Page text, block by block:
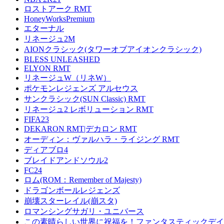
ロストアーク RMT
HoneyWorksPremium
エターナル
リネージュ2M
AIONクラシック(タワーオブアイオンクラシック)
BLESS UNLEASHED
ELYON RMT
リネージュW（リネW）
ポケモンレジェンズ アルセウス
サンクラシック(SUN Classic) RMT
リネージュ2 レボリューション RMT
FIFA23
DEKARON RMT|デカロン RMT
オーディン：ヴァルハラ・ライジング RMT
ディアブロ4
ブレイドアンドソウル2
FC24
ロム(ROM：Remember of Majesty)
ドラゴンボールレジェンズ
崩壊スターレイル(崩スタ)
ロマンシングサガリ・ユニバース
この素晴らしい世界に祝福を！ファンタスティックデ